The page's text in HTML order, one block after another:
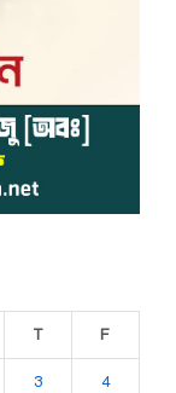
T F
3 4